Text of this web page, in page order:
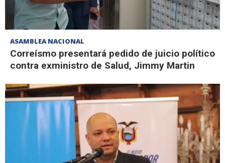
ASAMBLEA NACIONAL
Correísmo presentará pedido de juicio político
contra exministro de Salud, Jimmy Martin